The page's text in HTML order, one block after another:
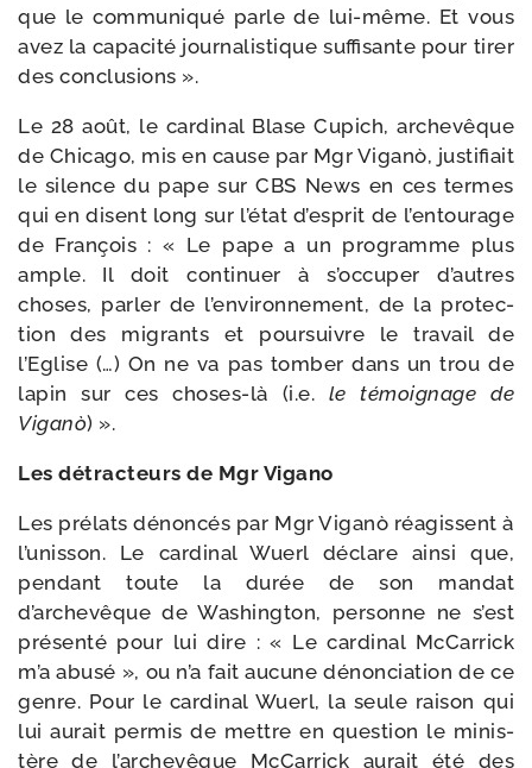
que le com­mu­ni­qué parle de lui-​même. Et vous
avez la capa­ci­té jour­na­lis­tique suf­fi­sante pour tirer
des conclusions ».
Le 28 août, le car­di­nal Blase Cupich, arche­vêque
de Chicago, mis en cause par Mgr Viganò, jus­ti­fiait
le silence du pape sur CBS News en ces termes
qui en disent long sur l’état d’esprit de l’entourage
de François : « Le pape a un pro­gramme plus
ample. Il doit conti­nuer à s’occuper d’autres
choses, par­ler de l’environnement, de la pro­tec­
tion des migrants et pour­suivre le tra­vail de
l’Eglise (…) On ne va pas tom­ber dans un trou de
lapin sur ces choses-​là (i.e. le témoi­gnage de
Viganò) ».
Les détrac­teurs de Mgr Vigano
Les pré­lats dénon­cés par Mgr Viganò réagissent à
l’unisson. Le car­di­nal Wuerl déclare ain­si que,
pen­dant toute la durée de son man­dat
d’archevêque de Washington, per­sonne ne s’est
pré­sen­té pour lui dire : « Le car­di­nal McCarrick
m’a abu­sé », ou n’a fait aucune dénon­cia­tion de ce
genre. Pour le car­di­nal Wuerl, la seule rai­son qui
lui aurait per­mis de mettre en ques­tion le minis­
tère de l’archevêque McCarrick aurait été des